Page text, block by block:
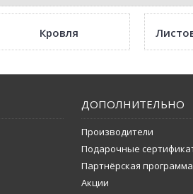
Кровля
ДОПОЛНИТЕЛЬНО
Производители
Подарочные
Партнёрская программа
Акции